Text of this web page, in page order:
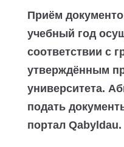
Приём
учебный год
соответствии с
утверждённым
университета.
подать
портал Qabyldau.